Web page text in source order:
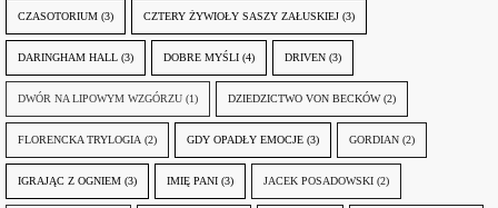
CZASOTORIUM (3) CZTERY ŻYWIOŁY SASZY ZAŁUSKIEJ (3)
DARINGHAM HALL (3) DOBRE MYŚLI (4) DRIVEN (3)
DWÓR NA LIPOWYM WZGÓRZU (1) DZIEDZICTWO VON BECKÓW (2)
FLORENCKA TRYLOGIA (2) GDY OPADŁY EMOCJE (3) GORDIAN (2)
IGRAJĄC Z OGNIEM (3) IMIĘ PANI (3) JACEK POSADOWSKI (2)